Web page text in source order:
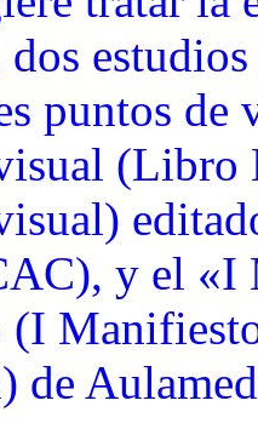
puntos
(Libro
y el «I
de